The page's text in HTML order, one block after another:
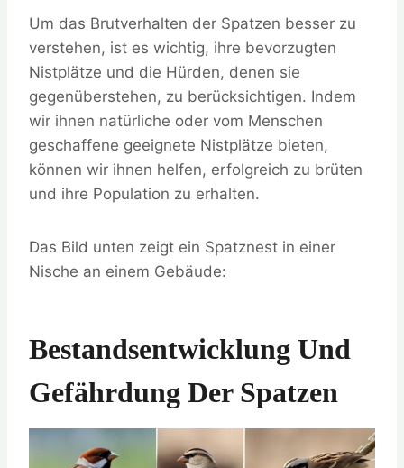
Um das Brutverhalten der Spatzen besser zu
verstehen, ist es wichtig, ihre bevorzugten
Nistplätze und die Hürden, denen sie
gegenüberstehen, zu berücksichtigen. Indem
wir ihnen natürliche oder vom Menschen
geschaffene geeignete Nistplätze bieten,
können wir ihnen helfen, erfolgreich zu brüten
und ihre Population zu erhalten.
Das Bild unten zeigt ein Spatznest in einer
Nische an einem Gebäude:
Bestandsentwicklung Und
Gefährdung Der Spatzen